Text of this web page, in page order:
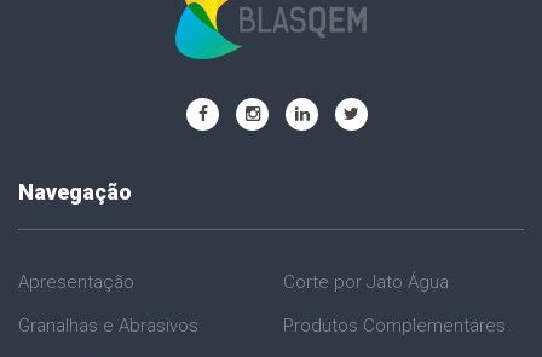
Navegação
Apresentação
Granalhas e Abrasivos
Corte por Jato Água
Produtos Complementares